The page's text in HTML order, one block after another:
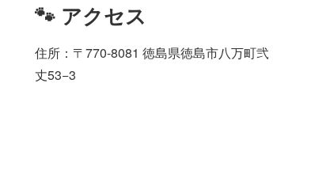
🐾 アクセス
住所：〒770-8081 徳島県徳島市八万町弐
丈53−3